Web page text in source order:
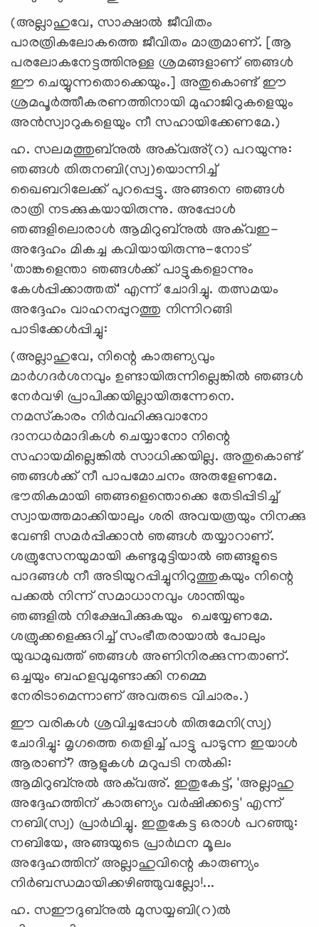
(അല്ലാഹുവേ, സാക്ഷാല്‍ ജീവിതം
പാരത്രികലോകത്തെ ജീവിതം മാത്രമാണ്. [ആ
പരലോകനേട്ടത്തിനുള്ള ശ്രമങ്ങളാണ് ഞങ്ങള്‍
ഈ ചെയ്യുന്നതൊക്കെയും.] അതുകൊണ്ട് ഈ
ശ്രമപൂര്‍ത്തീകരണത്തിനായി മുഹാജിറുകളെയും
അന്‍സ്വാറുകളെയും നീ സഹായിക്കേണമേ.)
ഹ. സലമത്തുബ്‌നുല്‍ അക്‌വഅ്(റ) പറയുന്നു:
ഞങ്ങള്‍ തിരുനബി(സ്വ)യൊന്നിച്ച്
ഖൈബറിലേക്ക് പുറപ്പെട്ടു. അങ്ങനെ ഞങ്ങള്‍
രാത്രി നടക്കുകയായിരുന്നു. അപ്പോള്‍
ഞങ്ങളിലൊരാള്‍ ആമിറുബ്‌നുല്‍ അക്‌വഇ-
അദ്ദേഹം മികച്ച കവിയായിരുന്നു-നോട്
'താങ്കളെന്താ ഞങ്ങള്‍ക്ക് പാട്ടുകളൊന്നും
കേള്‍പ്പിക്കാത്തത്' എന്ന് ചോദിച്ചു. തത്സമയം
അദ്ദേഹം വാഹനപ്പുറത്തു നിന്നിറങ്ങി
പാടിക്കേള്‍പ്പിച്ചു:
(അല്ലാഹുവേ, നിന്റെ കാരുണ്യവും
മാര്‍ഗദര്‍ശനവും ഉണ്ടായിരുന്നില്ലെങ്കില്‍ ഞങ്ങള്‍
നേര്‍വഴി പ്രാപിക്കയില്ലായിരുന്നേനെ.
നമസ്‌കാരം നിര്‍വഹിക്കുവാനോ
ദാനധര്‍മാദികള്‍ ചെയ്യാനോ നിന്റെ
സഹായമില്ലെങ്കില്‍ സാധിക്കയില്ല. അതുകൊണ്ട്
ഞങ്ങള്‍ക്ക് നീ പാപമോചനം അരുളേണമേ.
ഭൗതികമായി ഞങ്ങളെന്തൊക്കെ തേടിപ്പിടിച്ച്
സ്വായത്തമാക്കിയാലും ശരി അവയത്രയും നിനക്കു
വേണ്ടി സമര്‍പ്പിക്കാന്‍ ഞങ്ങള്‍ തയ്യാറാണ്.
ശത്രുസേനയുമായി കണ്ടുമുട്ടിയാല്‍ ഞങ്ങളുടെ
പാദങ്ങള്‍ നീ അടിയുറപ്പിച്ചുനിറുത്തുകയും നിന്റെ
പക്കല്‍ നിന്ന് സമാധാനവും ശാന്തിയും
ഞങ്ങളില്‍ നിക്ഷേപിക്കുകയും ചെയ്യേണമേ.
ശത്രുക്കളെക്കുറിച്ച് സംഭീതരായാല്‍ പോലും
യുദ്ധമുഖത്ത് ഞങ്ങള്‍ അണിനിരക്കുന്നതാണ്.
ഒച്ചയും ബഹളവുമുണ്ടാക്കി നമ്മെ
നേരിടാമെന്നാണ് അവരുടെ വിചാരം.)
ഈ വരികള്‍ ശ്രവിച്ചപ്പോള്‍ തിരുമേനി(സ്വ)
ചോദിച്ചു: മൃഗത്തെ തെളിച്ച് പാട്ടു പാടുന്ന ഇയാള്‍
ആരാണ്? ആളുകള്‍ മറുപടി നല്‍കി:
ആമിറുബ്‌നുല്‍ അക്‌വഅ്. ഇതുകേട്ട്, 'അല്ലാഹു
അദ്ദേഹത്തിന് കാരുണ്യം വര്‍ഷിക്കട്ടെ' എന്ന്
നബി(സ്വ) പ്രാര്‍ഥിച്ചു. ഇതുകേട്ട ഒരാള്‍ പറഞ്ഞു:
നബിയേ, അങ്ങയുടെ പ്രാര്‍ഥന മൂലം
അദ്ദേഹത്തിന് അല്ലാഹുവിന്റെ കാരുണ്യം
നിര്‍ബന്ധമായിക്കഴിഞ്ഞുവല്ലോ!...
ഹ. സഈദുബ്‌നുല്‍ മുസയ്യബി(റ)ല്‍